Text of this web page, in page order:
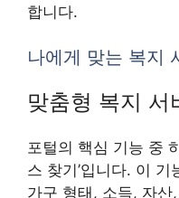
합니다.
나에게 맞는 복지
맞춤형 복지 서
포털의 핵심 기능 중
스 찾기’입니다. 이
가구 형태, 소득, 자산